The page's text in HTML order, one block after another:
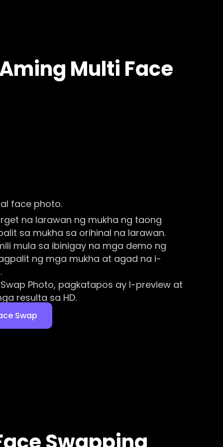
Multi Face
face photo.
na larawan ng mukha ng taong
sa mukha sa orihinal na larawan.
mula sa ibinigay na mga demo ng
ng mga mukha at agad na i-
Photo, pagkatapos ay I-preview at
resulta sa HD.
Swap